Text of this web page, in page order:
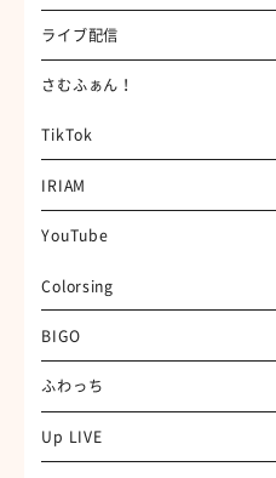
ライブ配信
さむふぁん！
TikTok
IRIAM
YouTube
Colorsing
BIGO
ふわっち
Up LIVE